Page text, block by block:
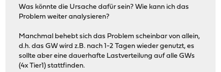
Was könnte die Ursache dafür sein? Wie kann ich das
Problem weiter analysieren?
Manchmal behebt sich das Problem scheinbar von allein,
d.h. das GW wird z.B. nach 1-2 Tagen wieder genutzt, es
sollte aber eine dauerhafte Lastverteilung auf alle GWs
(4x Tier1) stattfinden.